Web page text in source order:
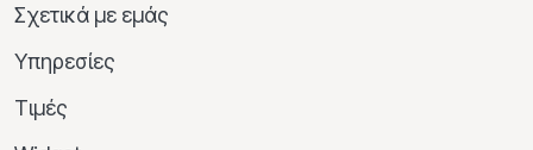
Σχετικά με εμάς
Υπηρεσίες
Τιμές